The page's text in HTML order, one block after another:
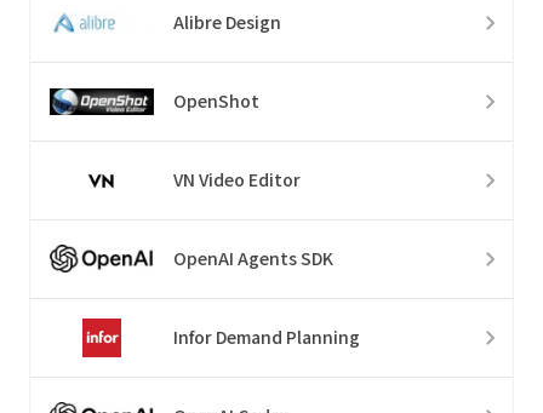
Alibre Design
OpenShot
VN Video Editor
OpenAI Agents SDK
Infor Demand Planning